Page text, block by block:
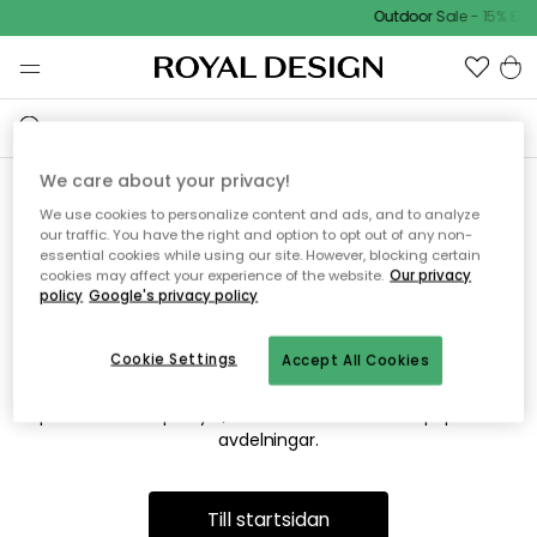
Outdoor Sale - 15%
Vi hittar tyvärr inte sidan du
söker
Detta kan bero på att sidan inte längre finns eller att den har
flyttats. Vi ber om ursäkt för besväret. I menyn ovan kan du
prova att söka på nytt, eller besöka en av våra populära
avdelningar.
Till startsidan
We care about your privacy!
We use cookies to personalize content and ads, and to analyze
our traffic. You have the right and option to opt out of any non-
essential cookies while using our site. However, blocking certain
cookies may affect your experience of the website. Our privacy
policy Google's privacy policy
Accept All Cookies
Cookie Settings